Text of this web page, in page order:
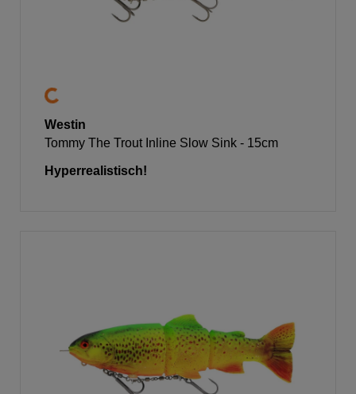
Westin
Tommy The Trout Inline Slow Sink - 15cm
Hyperrealistisch!